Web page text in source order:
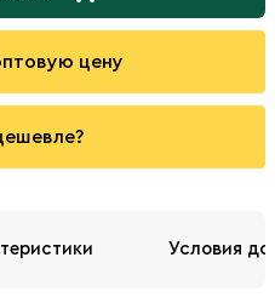
цену
Условия